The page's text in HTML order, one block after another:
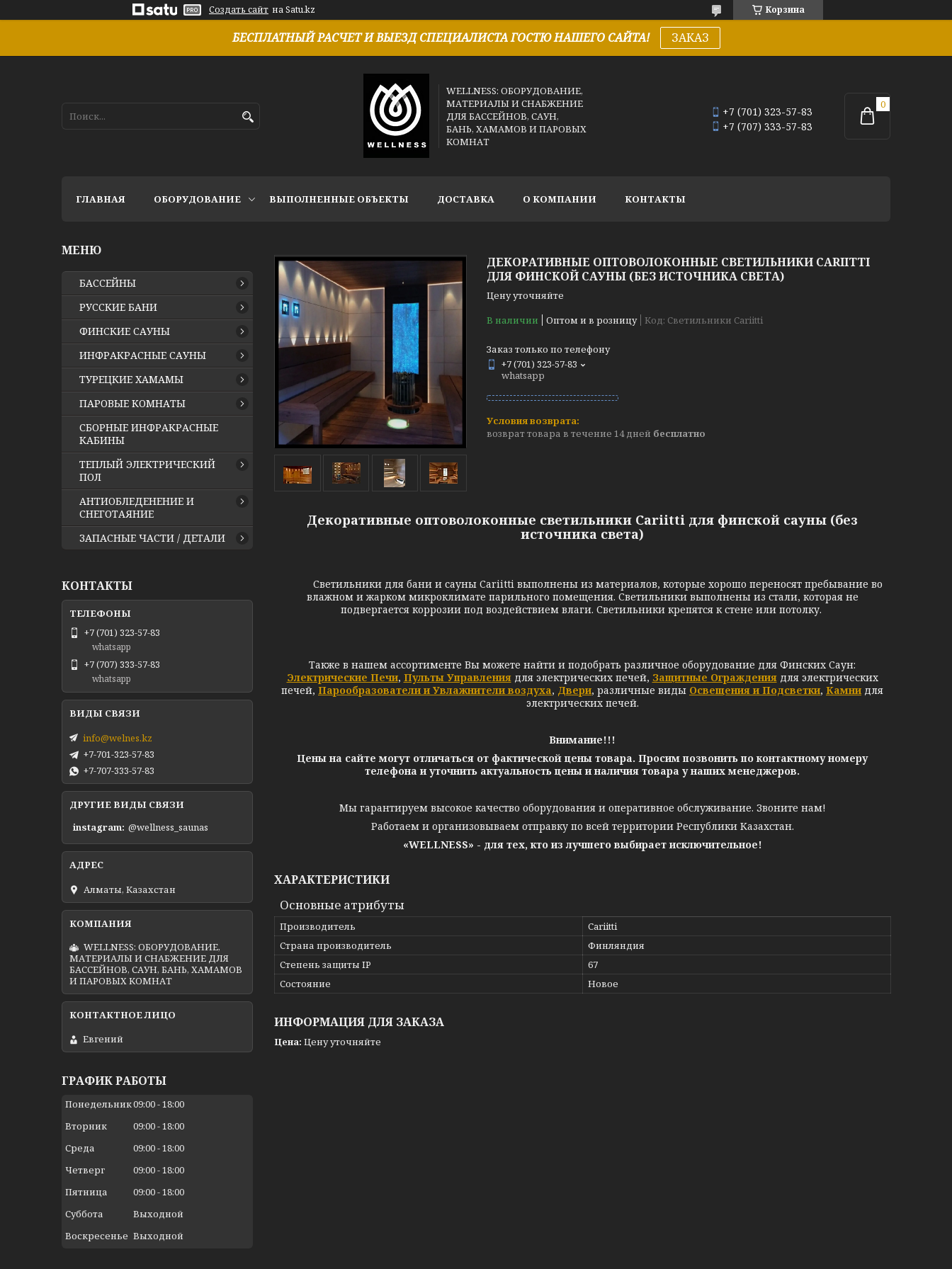
Создать сайт на Satu.kz Корзина
БЕСПЛАТНЫЙ РАСЧЕТ И ВЫЕЗД СПЕЦИАЛИСТА ГОСТЮ НАШЕГО САЙТА! ЗАКАЗ
WELLNESS: ОБОРУДОВАНИЕ,
МАТЕРИАЛЫ И СНАБЖЕНИЕ
ДЛЯ БАССЕЙНОВ, САУН,
БАНЬ, ХАМАМОВ И ПАРОВЫХ
КОМНАТ
+7 (701) 323-57-83
+7 (707) 333-57-83
ГЛАВНАЯ ОБОРУДОВАНИЕ ВЫПОЛНЕННЫЕ ОБЪЕКТЫ ДОСТАВКА О КОМПАНИИ КОНТАКТЫ
ДЕКОРАТИВНЫЕ ОПТОВОЛОКОННЫЕ СВЕТИЛЬНИКИ CARIITTI
ДЛЯ ФИНСКОЙ САУНЫ (БЕЗ ИСТОЧНИКА СВЕТА)
Цену уточняйте
В наличии
Оптом и в розницу Код: Светильники Cariitti
Заказ только по телефону
+7 (701) 323-57-83
whatsapp
возврат товара в течение 14 дней бесплатно
Декоративные оптоволоконные светильники Cariitti для финской сауны (без
источника света)
Светильники для бани и сауны Cariitti выполнены из материалов, которые хорошо переносят пребывание во
влажном и жарком микроклимате парильного помещения. Светильники выполнены из стали, которая не
подвергается коррозии под воздействием влаги. Светильники крепятся к стене или потолку.
Также в нашем ассортименте Вы можете найти и подобрать различное оборудование для Финских Саун:
Электрические Печи, Пульты Управления для электрических печей, Защитные Ограждения для электрических
печей, Парообразователи и Увлажнители воздуха, Двери, различные виды Освещения и Подсветки, Камни для
электрических печей.
Внимание!!!
Цены на сайте могут отличаться от фактической цены товара. Просим позвонить по контактному номеру
телефона и уточнить актуальность цены и наличия товара у наших менеджеров.
Мы гарантируем высокое качество оборудования и оперативное обслуживание. Звоните нам!
Работаем и организовываем отправку по всей территории Республики Казахстан.
«WELLNESS» - для тех, кто из лучшего выбирает исключительное!
ХАРАКТЕРИСТИКИ
Основные атрибуты
Производитель
Cariitti
Страна производитель
Финляндия
Степень защиты IP
67
Состояние
Новое
ИНФОРМАЦИЯ ДЛЯ ЗАКАЗА
Цена: Цену уточняйте
БАССЕЙНЫ
РУССКИЕ БАНИ
ФИНСКИЕ САУНЫ
ИНФРАКРАСНЫЕ САУНЫ
ТУРЕЦКИЕ ХАМАМЫ
ПАРОВЫЕ КОМНАТЫ
СБОРНЫЕ ИНФРАКРАСНЫЕ
КАБИНЫ
ТЕПЛЫЙ ЭЛЕКТРИЧЕСКИЙ
ПОЛ
АНТИОБЛЕДЕНЕНИЕ И
СНЕГОТАЯНИЕ
ЗАПАСНЫЕ ЧАСТИ / ДЕТАЛИ
КОНТАКТЫ
+7 (701) 323-57-83
whatsapp
+7 (707) 333-57-83
whatsapp
info@welnes.kz
+7-701-323-57-83
+7-707-333-57-83
ДРУГИЕ ВИДЫ СВЯЗИ
instagram @wellness_saunas
Алматы, Казахстан
WELLNESS: ОБОРУДОВАНИЕ,
МАТЕРИАЛЫ И СНАБЖЕНИЕ ДЛЯ
БАССЕЙНОВ, САУН, БАНЬ, ХАМАМОВ
И ПАРОВЫХ КОМНАТ
Евгений
ГРАФИК РАБОТЫ
Понедельник09:00 18:00
Вторник
09:00 18:00
Среда
09:00 18:00
Четверг
09:00 18:00
Пятница
09:00 18:00
Суббота
Выходной
Воскресенье Выходной